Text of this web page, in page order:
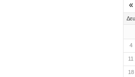
«
Δευ
4
11
18